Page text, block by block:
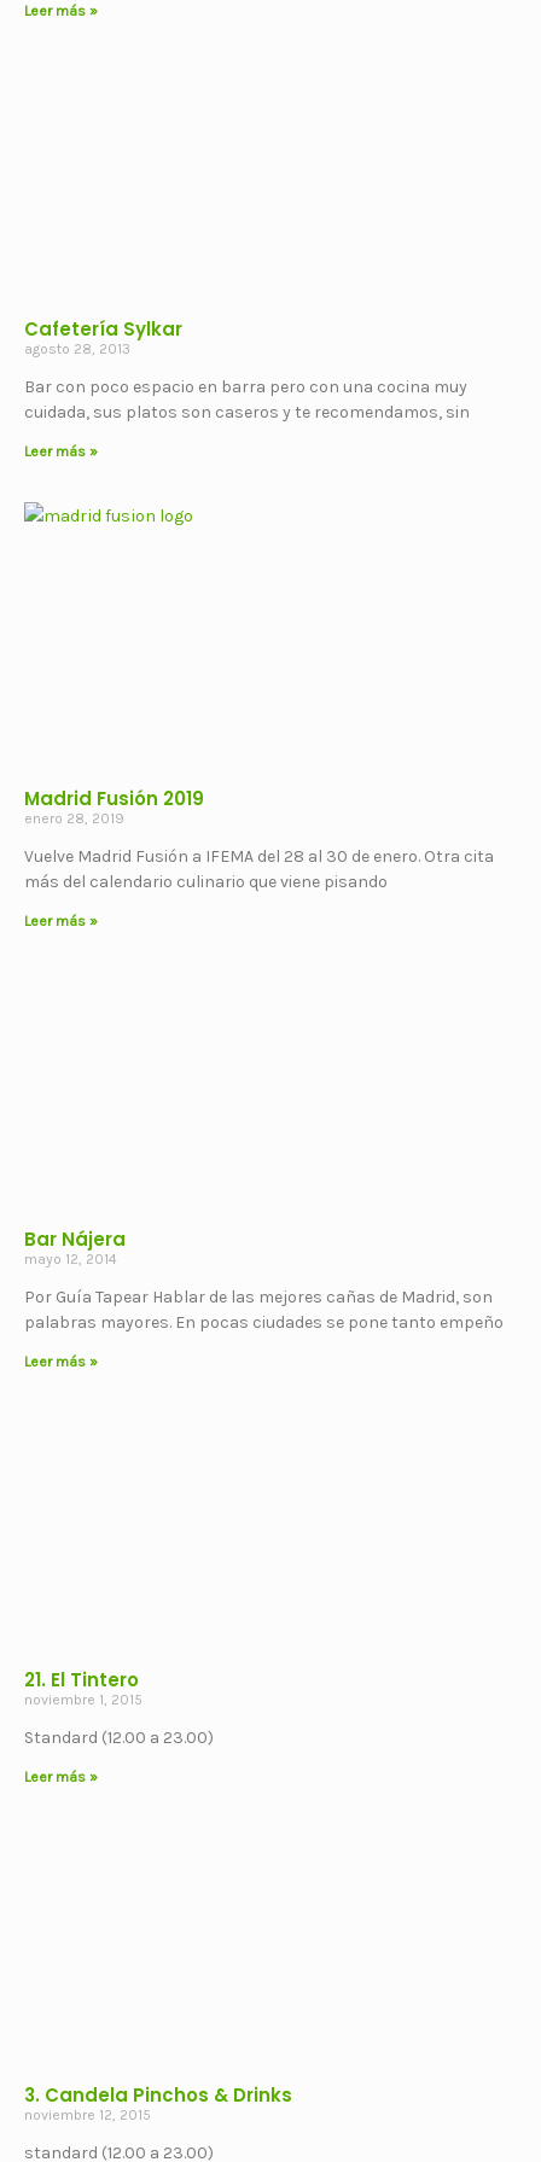
Leer más »
Cafetería Sylkar
agosto 28, 2013
Bar con poco espacio en barra pero con una cocina muy
cuidada, sus platos son caseros y te recomendamos, sin
Leer más »
Madrid Fusión 2019
enero 28, 2019
Vuelve Madrid Fusión a IFEMA del 28 al 30 de enero. Otra cita
más del calendario culinario que viene pisando
Leer más »
Bar Nájera
mayo 12, 2014
Por Guía Tapear Hablar de las mejores cañas de Madrid, son
palabras mayores. En pocas ciudades se pone tanto empeño
Leer más »
21. El Tintero
noviembre 1, 2015
Standard (12.00 a 23.00)
Leer más »
3. Candela Pinchos & Drinks
noviembre 12, 2015
standard (12.00 a 23.00)